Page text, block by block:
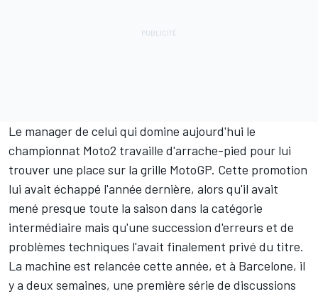
Le manager de celui qui domine aujourd'hui le
championnat Moto2 travaille d'arrache-pied pour lui
trouver une place sur la grille MotoGP. Cette promotion
lui avait échappé l'année dernière, alors qu'il avait
mené presque toute la saison dans la catégorie
intermédiaire mais qu'une succession d'erreurs et de
problèmes techniques l'avait finalement privé du titre.
La machine est relancée cette année, et à Barcelone, il
y a deux semaines, une première série de discussions